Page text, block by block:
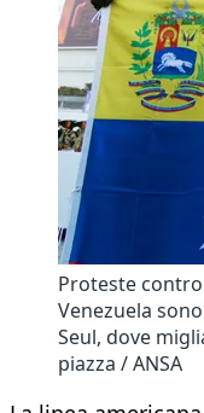
Proteste
Venezuela
Seul, dove
piazza / ANSA